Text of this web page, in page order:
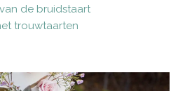
de bruidstaart
trouwtaarten